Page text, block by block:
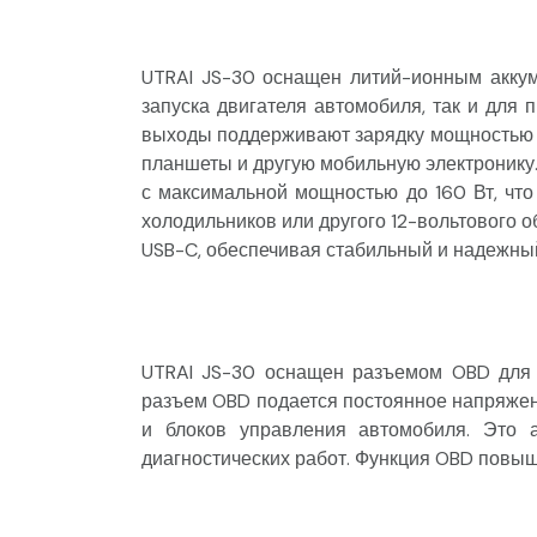
UTRAI JS-30 оснащен литий-ионным
запуска двигателя автомобиля, так и
выходы поддерживают зарядку мощностью
планшеты и другую мобильную
с максимальной мощностью до 160 Вт,
холодильников или другого 12-
USB-C, обеспечивая стабильный и
UTRAI JS-30 оснащен разъемом OBD для
разъем OBD подается постоянное
и блоков управления автомобиля. Это
диагностических работ. Функция OBD